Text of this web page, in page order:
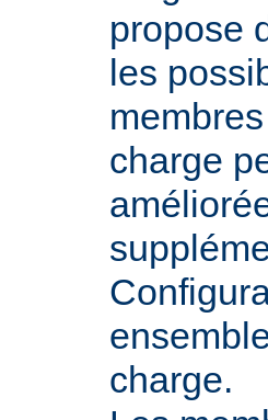
propose
les
charge
charge.